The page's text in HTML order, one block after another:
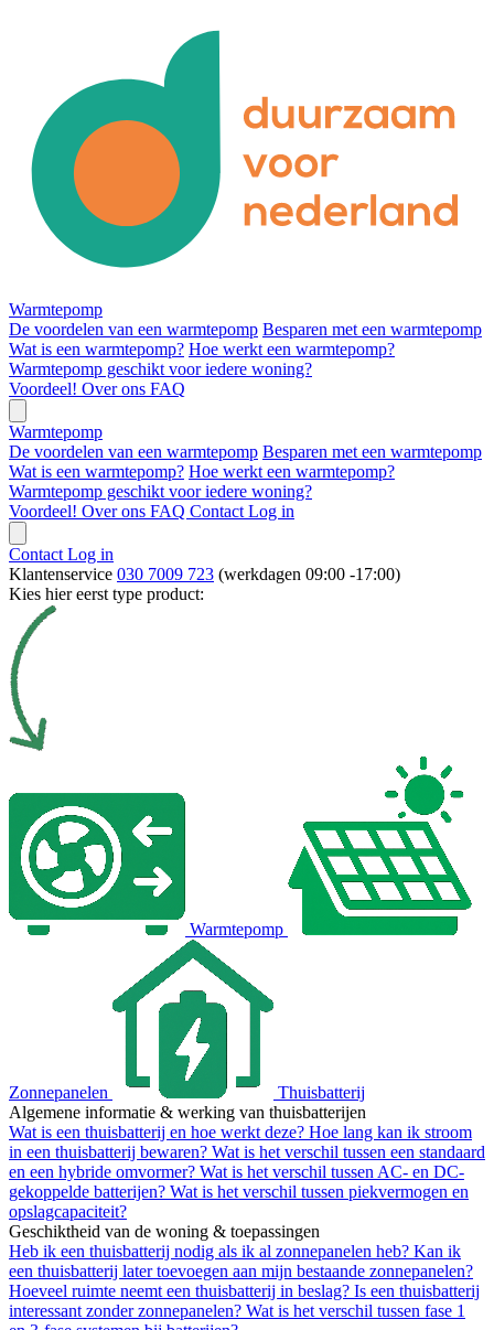
Warmtepomp
De voordelen van een warmtepomp Besparen met een warmtepomp
Wat is een warmtepomp? Hoe werkt een warmtepomp?
Warmtepomp geschikt voor iedere woning?
Voordeel! Over ons FAQ
Warmtepomp
De voordelen van een warmtepomp Besparen met een warmtepomp
Wat is een warmtepomp? Hoe werkt een warmtepomp?
Warmtepomp geschikt voor iedere woning?
Voordeel! Over ons FAQ Contact Log in
Contact Log in
Klantenservice 030 7009 723 (werkdagen 09:00 -17:00)
Kies hier eerst type product:
Warmtepomp
Zonnepanelen
Thuisbatterij
Algemene informatie & werking van thuisbatterijen
Wat is een thuisbatterij en hoe werkt deze? Hoe lang kan ik stroom
in een thuisbatterij bewaren? Wat is het verschil tussen een standaard
en een hybride omvormer? Wat is het verschil tussen AC- en DC-
gekoppelde batterijen? Wat is het verschil tussen piekvermogen en
opslagcapaciteit?
Geschiktheid van de woning & toepassingen
Heb ik een thuisbatterij nodig als ik al zonnepanelen heb? Kan ik
een thuisbatterij later toevoegen aan mijn bestaande zonnepanelen?
Hoeveel ruimte neemt een thuisbatterij in beslag? Is een thuisbatterij
interessant zonder zonnepanelen? Wat is het verschil tussen fase 1